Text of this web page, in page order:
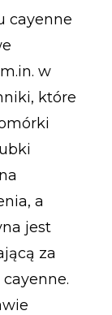
cayenne
w
które
a
jest
za